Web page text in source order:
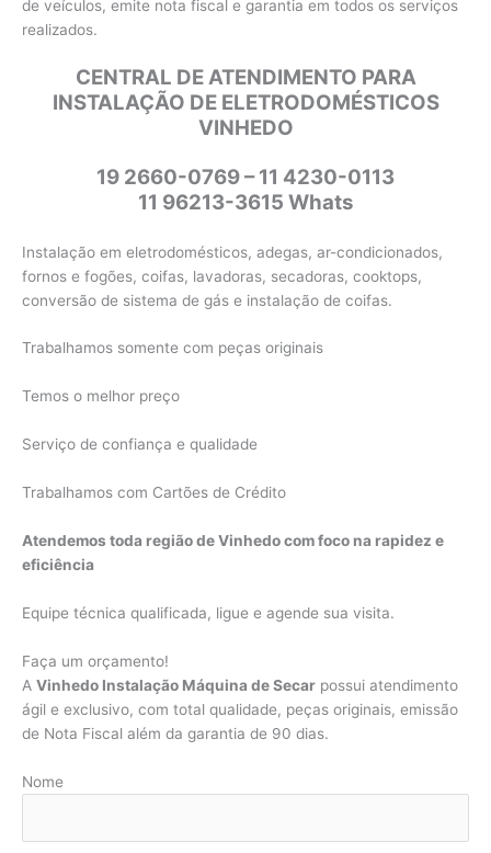
de veículos, emite nota fiscal e garantia em todos os serviços
realizados.
CENTRAL DE ATENDIMENTO PARA
INSTALAÇÃO DE ELETRODOMÉSTICOS
VINHEDO
19 2660-0769 – 11 4230-0113
11 96213-3615 Whats
Instalação em eletrodomésticos, adegas, ar-condicionados,
fornos e fogões, coifas, lavadoras, secadoras, cooktops,
conversão de sistema de gás e instalação de coifas.
Trabalhamos somente com peças originais
Temos o melhor preço
Serviço de confiança e qualidade
Trabalhamos com Cartões de Crédito
Atendemos toda região de Vinhedo com foco na rapidez e
eficiência
Equipe técnica qualificada, ligue e agende sua visita.
Faça um orçamento!
A Vinhedo Instalação Máquina de Secar possui atendimento
ágil e exclusivo, com total qualidade, peças originais, emissão
de Nota Fiscal além da garantia de 90 dias.
Nome